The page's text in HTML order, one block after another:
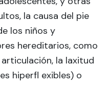
la causa del pie
los niños y
hereditarios, como
la laxitud
hiperfl exibles) o